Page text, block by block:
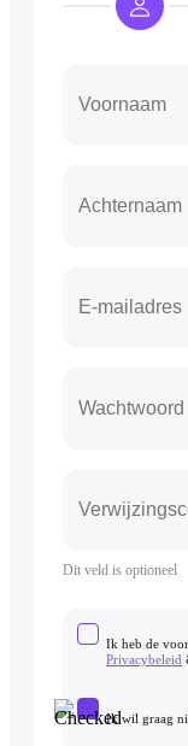
Dit veld is optioneel
Ik heb de
Privacybeleid
Ik wil graag